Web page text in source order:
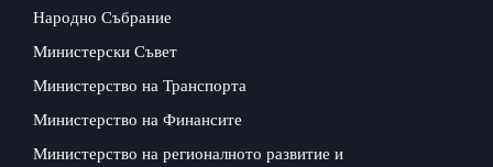
Народно Събрание
Министерски Съвет
Министерство на Транспорта
Министерство на Финансите
Министерство на регионалното развитие и